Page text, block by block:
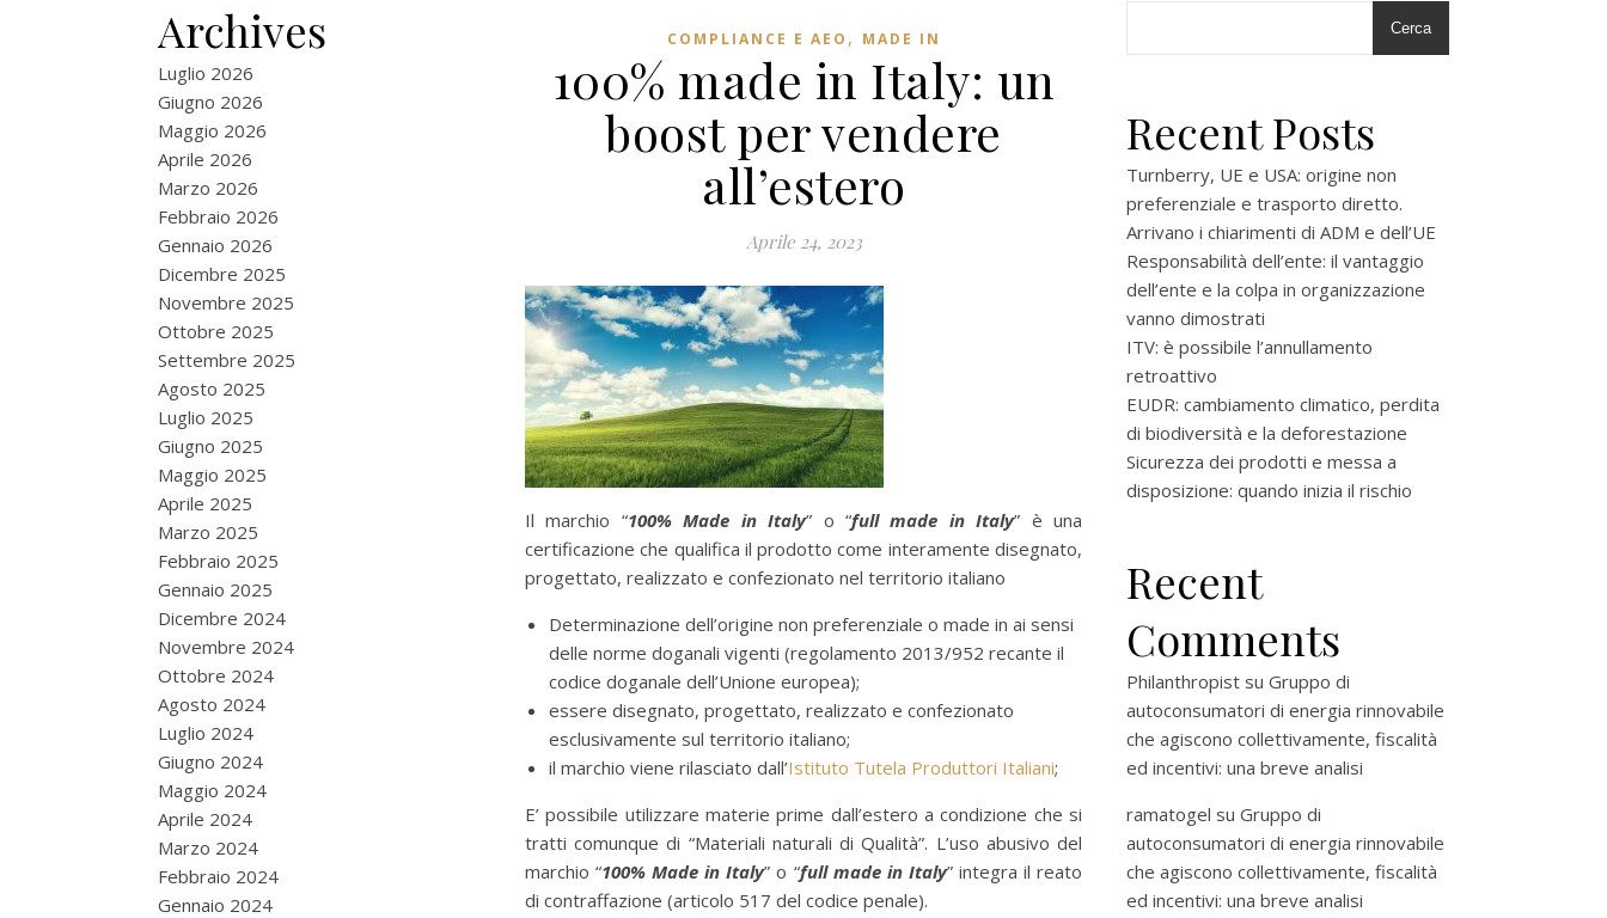
Archives
Luglio 2026
Giugno 2026
Maggio 2026
Aprile 2026
Marzo 2026
Febbraio 2026
Gennaio 2026
Dicembre 2025
Novembre 2025
Ottobre 2025
Settembre 2025
Agosto 2025
Luglio 2025
Giugno 2025
Maggio 2025
Aprile 2025
Marzo 2025
Febbraio 2025
Gennaio 2025
Dicembre 2024
Novembre 2024
Ottobre 2024
Agosto 2024
Luglio 2024
Giugno 2024
Maggio 2024
Aprile 2024
Marzo 2024
Febbraio 2024
Gennaio 2024
COMPLIANCE E AEO , MADE IN
100% made in Italy: un
boost per vendere
all’estero
Aprile 24, 2023
Il marchio “100% Made in Italy” o “full made in Italy” è una
certificazione che qualifica il prodotto come interamente disegnato,
progettato, realizzato e confezionato nel territorio italiano
Determinazione dell’origine non preferenziale o made in ai sensi
delle norme doganali vigenti (regolamento 2013/952 recante il
codice doganale dell’Unione europea);
essere disegnato, progettato, realizzato e confezionato
esclusivamente sul territorio italiano;
il marchio viene rilasciato dall’Istituto Tutela Produttori Italiani;
E’ possibile utilizzare materie prime dall’estero a condizione che si
tratti comunque di “Materiali naturali di Qualità”. L’uso abusivo del
marchio “100% Made in Italy” o “full made in Italy” integra il reato
di contraffazione (articolo 517 del codice penale).
Cerca
Recent Posts
Turnberry, UE e USA: origine non
preferenziale e trasporto diretto.
Arrivano i chiarimenti di ADM e dell’UE
Responsabilità dell’ente: il vantaggio
dell’ente e la colpa in organizzazione
vanno dimostrati
ITV: è possibile l’annullamento
retroattivo
EUDR: cambiamento climatico, perdita
di biodiversità e la deforestazione
Sicurezza dei prodotti e messa a
disposizione: quando inizia il rischio
Recent
Comments
Philanthropist su Gruppo di
autoconsumatori di energia rinnovabile
che agiscono collettivamente, fiscalità
ed incentivi: una breve analisi
ramatogel su Gruppo di
autoconsumatori di energia rinnovabile
che agiscono collettivamente, fiscalità
ed incentivi: una breve analisi